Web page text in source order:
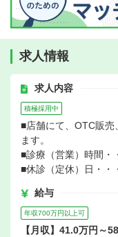
求人情報
求人内容
積極採用中
■店舗にて、OTC販売
ます。
■診療（営業）時間・
■休診（定休）日・・
給与
年収700万円以上可
【月収】41.0万円～